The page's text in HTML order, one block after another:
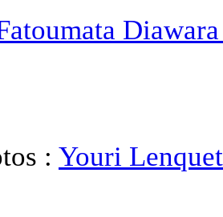
: Youri